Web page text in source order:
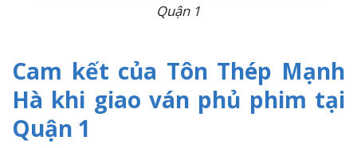
Quận 1
Cam kết của Tôn Thép Mạnh
Hà khi giao ván phủ phim tại
Quận 1